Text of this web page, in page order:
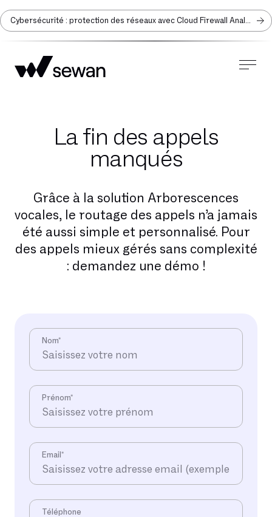
Cybersécurité : protection des réseaux avec Cloud Firewall Analyzer
La fin des appels
manqués
Grâce à la solution Arborescences
vocales, le routage des appels n’a jamais
été aussi simple et personnalisé. Pour
des appels mieux gérés sans complexité
: demandez une démo !
Ne pas remplir ce champ
Nom*
Prénom*
Email *
Téléphone